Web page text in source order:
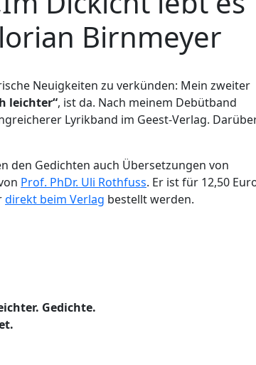
Birnmeyer
Neuigkeiten zu verkünden: Mein zweiter
leichter“, ist da. Nach meinem Debütband
Lyrikband im Geest-Verlag.
den Gedichten auch Übersetzungen von
Prof. PhDr. Uli Rothfuss. Er ist für 12,50
direkt beim Verlag bestellt werden.
Gedichte.